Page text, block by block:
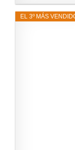
EL 3º MÁS